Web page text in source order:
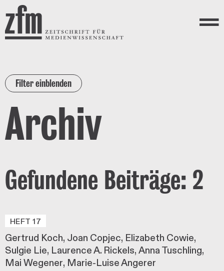
Direkt zum Inhalt
ZEITSCHRIFT FÜR
MEDIENWISSENSCHAFT
Menü
Filter einblenden
Archiv
Gefundene Beiträge: 2
HEFT 17
Gertrud Koch Joan Copjec Elizabeth Cowie
Sulgie Lie Laurence A. Rickels Anna Tuschling
Mai Wegener Marie-Luise Angerer